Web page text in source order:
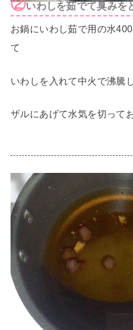
②いわしを茹でて臭みを
お鍋にいわし茹で用の水
て
いわしを入れて中火で沸騰
ザルにあげて水気を切ってお